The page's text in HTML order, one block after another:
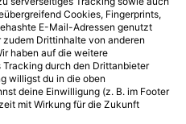
Cookies, Fingerprints,
E-Mail-Adressen genutzt
Drittinhalte von anderen
haben auf die weitere
durch den Drittanbieter
willigst du in die oben
deine Einwilligung (z. B. im Footer
mit Wirkung für die Zukunft